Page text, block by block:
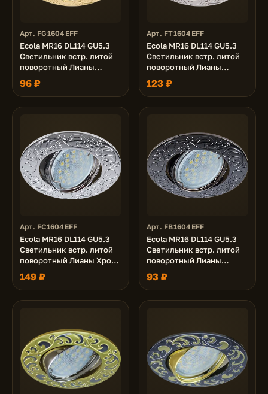
Арт. FG1604EFF
Ecola MR16 DL114 GU5.3
Светильник встр. литой
поворотный Лианы
Золото 25x90
96 ₽
Арт. FT1604EFF
Ecola MR16 DL114 GU5.3
Светильник встр. литой
поворотный Лианы
Сатин-Хром 25x90
123 ₽
Арт. FC1604EFF
Ecola MR16 DL114 GU5.3
Светильник встр. литой
поворотный Лианы Хром
25x90
149 ₽
Арт. FB1604EFF
Ecola MR16 DL114 GU5.3
Светильник встр. литой
поворотный Лианы
Черный Хром 25x90
93 ₽